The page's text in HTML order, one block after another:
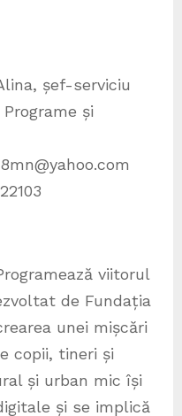
șef-serviciu
și
viitorul
de Fundația
unei mișcări
copii, tineri și
și urban mic își
și se implică